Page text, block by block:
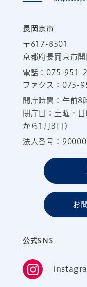
長岡京市
〒617-8501
京都府長岡京市
電話：075-951-
ファクス：075-
開庁時間：午前
閉庁日：土曜・
から1月3日）
法人番号：
お
公式SNS